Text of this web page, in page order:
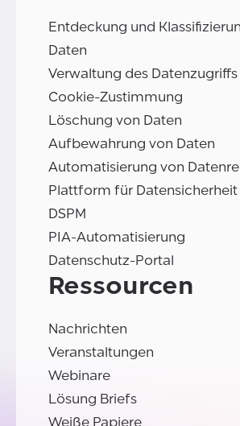
Entdeckung und
Daten
Verwaltung des Datenzugriffs
Cookie-Zustimmung
Löschung von Daten
Aufbewahrung von Daten
Automatisierung von
Plattform für Datensicherheit
DSPM
PIA-Automatisierung
Datenschutz-Portal
Ressourcen
Nachrichten
Veranstaltungen
Webinare
Lösung Briefs
Weiße Papiere